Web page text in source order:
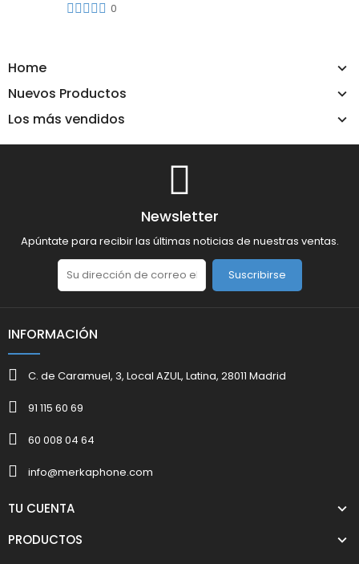
Home
Nuevos Productos
Los más vendidos
0
Newsletter
Apúntate para recibir las últimas noticias de nuestras ventas.
Suscribirse
INFORMACIÓN
C. de Caramuel, 3, Local AZUL, Latina, 28011 Madrid
91 115 60 69
60 008 04 64
info@merkaphone.com
TU CUENTA
PRODUCTOS